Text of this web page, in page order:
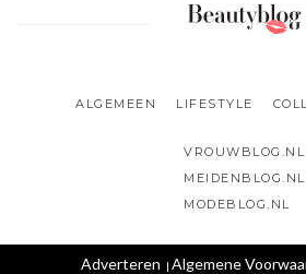
ALGEMEEN LIFESTYLE
VROUWBLOG.NL
MEIDENBLOG.NL
MODEBLOG.NL
Adverteren Algemene